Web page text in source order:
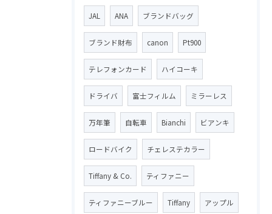
JAL ANA ブランドバッグ
ブランド財布 canon Pt900
テレフォンカード ハイコーキ
ドライバ 富士フィルム ミラーレス
万年筆 自転車 Bianchi ビアンキ
ロードバイク チェレステカラー
Tiffany & Co. ティファニー
ティファニーブルー Tiffany アップル